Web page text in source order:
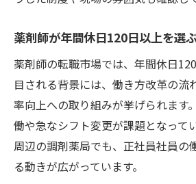
薬剤師が年間休日120日以上を選
薬剤師の転職市場では、年間休日
目される背景には、働き方改革の流
率向上への取り組みが挙げられます
働や急なシフト変更が課題となって
周辺の調剤薬局でも、正社員社員の
る動きが広がっています。